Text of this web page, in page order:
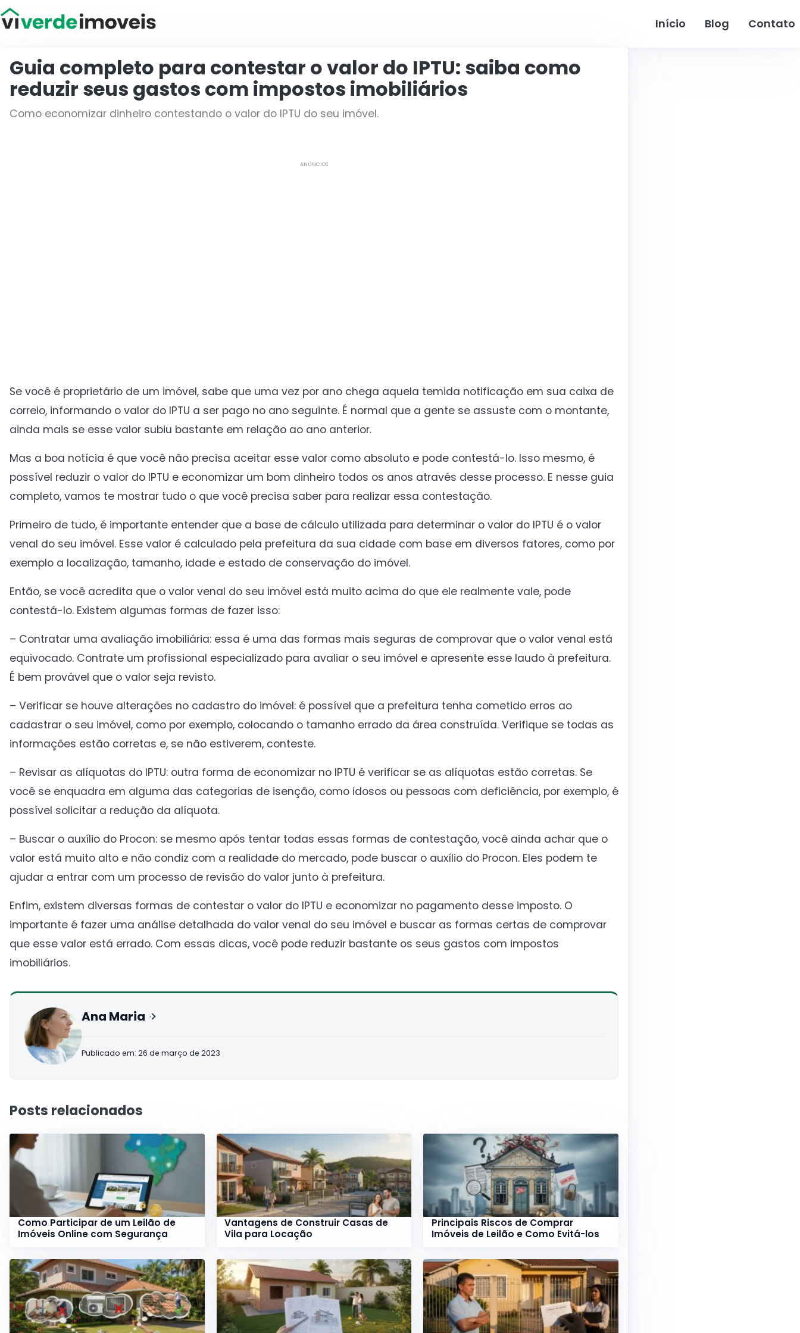
Viver de Imóveis Início Blog Contato
Guia completo para contestar o valor do IPTU: saiba como
reduzir seus gastos com impostos imobiliários
Como economizar dinheiro contestando o valor do IPTU do seu imóvel.
ANÚNCIOS
Se você é proprietário de um imóvel, sabe que uma vez por ano chega aquela temida notificação em sua caixa de
correio, informando o valor do IPTU a ser pago no ano seguinte. É normal que a gente se assuste com o montante,
ainda mais se esse valor subiu bastante em relação ao ano anterior.
Mas a boa notícia é que você não precisa aceitar esse valor como absoluto e pode contestá-lo. Isso mesmo, é
possível reduzir o valor do IPTU e economizar um bom dinheiro todos os anos através desse processo. E nesse guia
completo, vamos te mostrar tudo o que você precisa saber para realizar essa contestação.
Primeiro de tudo, é importante entender que a base de cálculo utilizada para determinar o valor do IPTU é o valor
venal do seu imóvel. Esse valor é calculado pela prefeitura da sua cidade com base em diversos fatores, como por
exemplo a localização, tamanho, idade e estado de conservação do imóvel.
Então, se você acredita que o valor venal do seu imóvel está muito acima do que ele realmente vale, pode
contestá-lo. Existem algumas formas de fazer isso:
– Contratar uma avaliação imobiliária: essa é uma das formas mais seguras de comprovar que o valor venal está
equivocado. Contrate um profissional especializado para avaliar o seu imóvel e apresente esse laudo à prefeitura.
É bem provável que o valor seja revisto.
– Verificar se houve alterações no cadastro do imóvel: é possível que a prefeitura tenha cometido erros ao
cadastrar o seu imóvel, como por exemplo, colocando o tamanho errado da área construída. Verifique se todas as
informações estão corretas e, se não estiverem, conteste.
– Revisar as alíquotas do IPTU: outra forma de economizar no IPTU é verificar se as alíquotas estão corretas. Se
você se enquadra em alguma das categorias de isenção, como idosos ou pessoas com deficiência, por exemplo, é
possível solicitar a redução da alíquota.
– Buscar o auxílio do Procon: se mesmo após tentar todas essas formas de contestação, você ainda achar que o
valor está muito alto e não condiz com a realidade do mercado, pode buscar o auxílio do Procon. Eles podem te
ajudar a entrar com um processo de revisão do valor junto à prefeitura.
Enfim, existem diversas formas de contestar o valor do IPTU e economizar no pagamento desse imposto. O
importante é fazer uma análise detalhada do valor venal do seu imóvel e buscar as formas certas de comprovar
que esse valor está errado. Com essas dicas, você pode reduzir bastante os seus gastos com impostos
imobiliários.
Ana Maria
Publicado em: 26 de março de 2023
Posts relacionados
Como Participar de um Leilão de
Imóveis Online com Segurança
Vantagens de Construir Casas de
Vila para Locação
Principais Riscos de Comprar
Imóveis de Leilão e Como Evitá-los